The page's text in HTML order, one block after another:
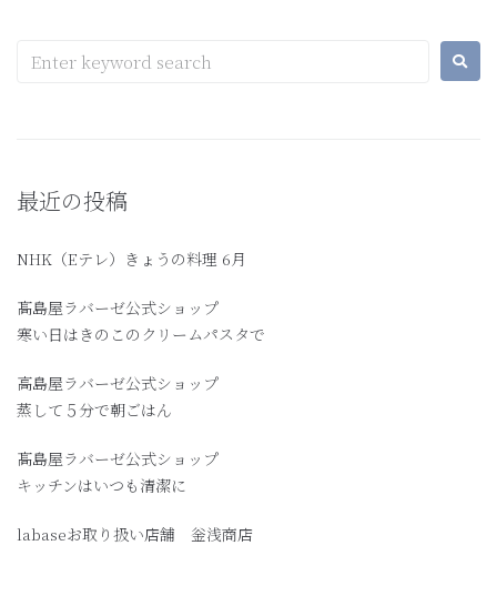
最近の投稿
NHK（Eテレ）きょうの料理 6月
髙島屋ラバーゼ公式ショップ
寒い日はきのこのクリームパスタで
高島屋ラバーゼ公式ショップ
蒸して５分で朝ごはん
髙島屋ラバーゼ公式ショップ
キッチンはいつも清潔に
labaseお取り扱い店舗 釡浅商店